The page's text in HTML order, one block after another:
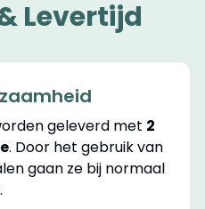
Levertijd
geleverd met 2
. Door het gebruik van
gaan ze bij normaal